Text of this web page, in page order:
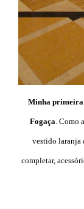
Minha primeira
Fogaça . Como
vestido laranja
completar,